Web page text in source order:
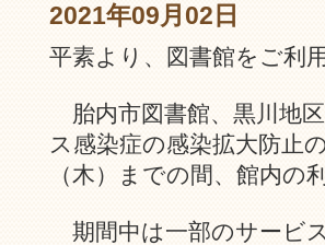
2021年09月02日
平素より、図書館をご利
胎内市図書館、黒川地
ス感染症の感染拡大防止
（木）までの間、館内の
期間中は一部のサービ